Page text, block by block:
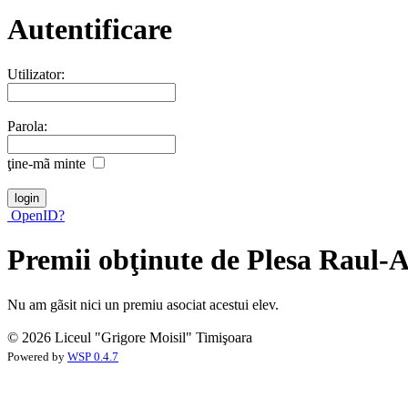
Autentificare
Utilizator:
Parola:
ţine-mã minte
OpenID?
Premii obţinute de Plesa Raul-
Nu am gãsit nici un premiu asociat acestui elev.
© 2026 Liceul "Grigore Moisil" Timişoara
Powered by WSP 0.4.7